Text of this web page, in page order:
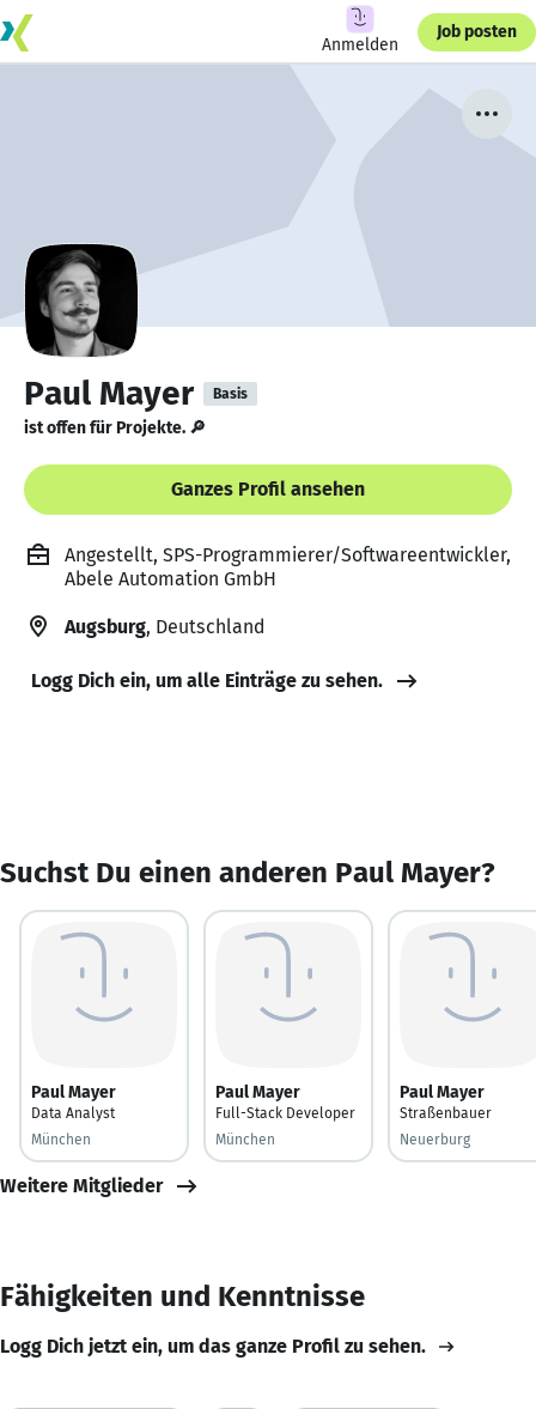
Anmelden
Job posten
Paul Mayer Basis
ist offen für Projekte. 🔎
Ganzes Profil ansehen
Angestellt, SPS-Programmierer/Softwareentwickler,
Abele Automation GmbH
Augsburg, Deutschland
Logg Dich ein, um alle Einträge zu sehen.
Suchst Du einen anderen Paul Mayer?
Paul Mayer
Data Analyst
München
Paul Mayer
Full-Stack Developer
München
Paul Mayer
Straßenbauer
Neuerburg
Weitere Mitglieder
Fähigkeiten und Kenntnisse
Logg Dich jetzt ein, um das ganze Profil zu sehen.